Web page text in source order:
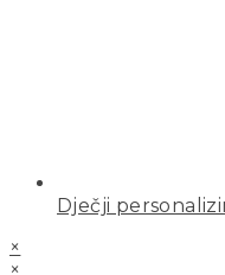
Dječji
×
×